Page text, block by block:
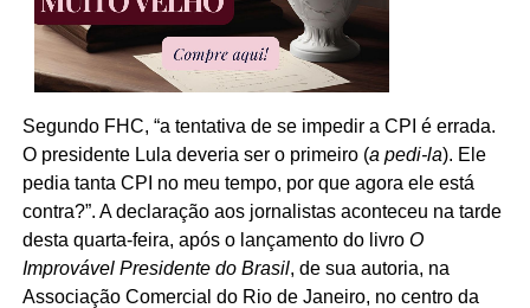
Segundo FHC, “a tentativa de se impedir a CPI é errada.
O presidente Lula deveria ser o primeiro (a pedi-la). Ele
pedia tanta CPI no meu tempo, por que agora ele está
contra?”. A declaração aos jornalistas aconteceu na tarde
desta quarta-feira, após o lançamento do livro O
Improvável Presidente do Brasil, de sua autoria, na
Associação Comercial do Rio de Janeiro, no centro da